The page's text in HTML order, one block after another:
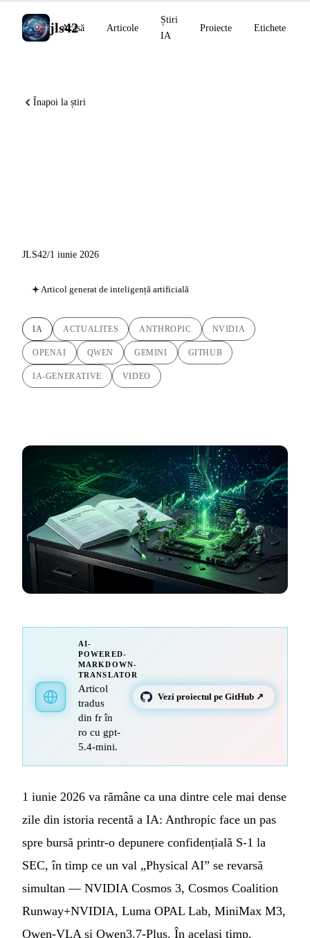
jls42
Acasă Articole
Știri
IA
Proiecte Etichete
Înapoi la știri
JLS42/1 iunie 2026
Articol generat de inteligență artificială
IA ACTUALITES ANTHROPIC NVIDIA
OPENAI QWEN GEMINI GITHUB
IA-GENERATIVE VIDEO
AI-
POWERED-
MARKDOWN-
TRANSLATOR
Articol
tradus
din fr în
ro cu gpt-
5.4-mini.
Vezi proiectul pe GitHub ↗
1 iunie 2026 va rămâne ca una dintre cele mai dense
zile din istoria recentă a IA: Anthropic face un pas
spre bursă printr-o depunere confidențială S-1 la
SEC, în timp ce un val „Physical AI” se revarsă
simultan — NVIDIA Cosmos 3, Cosmos Coalition
Runway+NVIDIA, Luma OPAL Lab, MiniMax M3,
Qwen-VLA și Qwen3.7-Plus. În același timp,